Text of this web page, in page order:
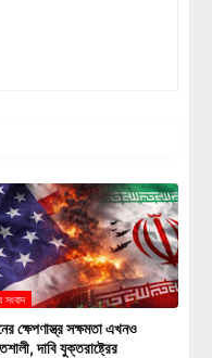
সংবাদ
ক্ষেপণাস্ত্র সক্ষমতা এখনও
দাবি যুক্তরাষ্ট্রের